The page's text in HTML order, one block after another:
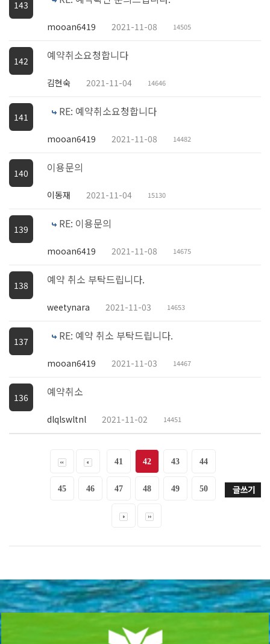
143
mooan6419 2021-11-08 14505
142 예약취소요청합니다
김현숙 2021-11-04 14646
141 RE: 예약취소요청합니다
mooan6419 2021-11-08 14482
140 이용문의
이동재 2021-11-04 15130
139 RE: 이용문의
mooan6419 2021-11-08 14675
138 예약 취소 부탁드립니다.
weetynara 2021-11-03 14653
137 RE: 예약 취소 부탁드립니다.
mooan6419 2021-11-03 14467
136 예약취소
dlqlswltnl 2021-11-02 14451
41 42 43 44
45 46 47 48 49 50